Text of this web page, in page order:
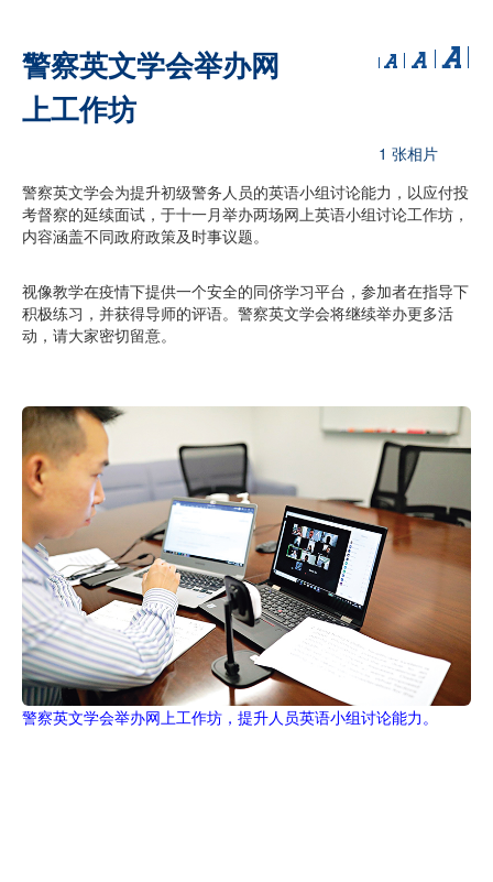
警察英文学会举办网
上工作坊
1 张相片
警察英文学会为提升初级警务人员的英语小组讨论能力，以应付投
考督察的延续面试，于十一月举办两场网上英语小组讨论工作坊，
内容涵盖不同政府政策及时事议题。
视像教学在疫情下提供一个安全的同侪学习平台，参加者在指导下
积极练习，并获得导师的评语。警察英文学会将继续举办更多活
动，请大家密切留意。
警察英文学会举办网上工作坊，提升人员英语小组讨论能力。